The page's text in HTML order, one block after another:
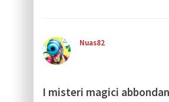
Nuas82
I misteri magici